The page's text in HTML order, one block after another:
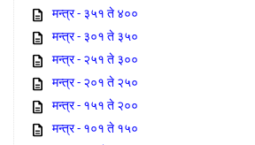
मन्त्र - ३५१ ते ४००
मन्त्र - ३०१ ते ३५०
मन्त्र - २५१ ते ३००
मन्त्र - २०१ ते २५०
मन्त्र - १५१ ते २००
मन्त्र - १०१ ते १५०